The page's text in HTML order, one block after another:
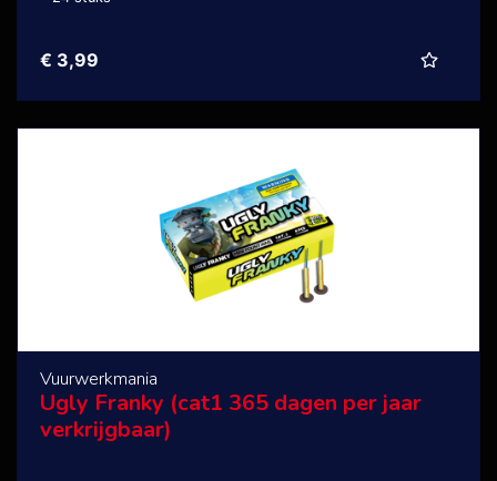
€ 3,99
Vuurwerkmania
Ugly Franky (cat1 365 dagen per jaar
verkrijgbaar)